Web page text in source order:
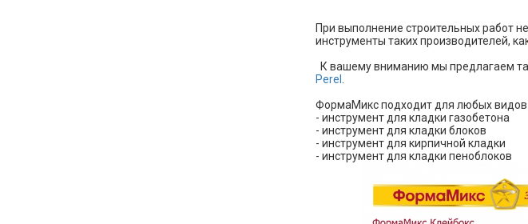
При выполнение строительных работ
инструменты таких производителей,
К вашему вниманию мы предлагаем
Perel
ФормаМикс подходит для любых видов
- инструмент для кладки газобетона
- инструмент для кладки блоков
- инструмент для кирпичной кладки
- инструмент для кладки пеноблоков